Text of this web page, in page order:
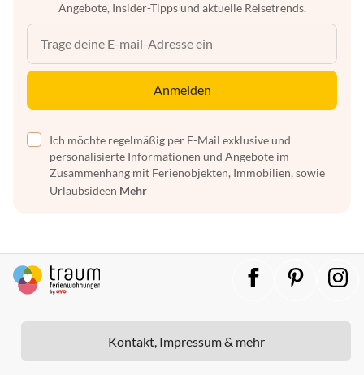
Angebote, Insider-Tipps und aktuelle Reisetrends.
Anmelden
Ich möchte regelmäßig per E-Mail exklusive und
personalisierte Informationen und Angebote im
Zusammenhang mit Ferienobjekten, Immobilien, sowie
Urlaubsideen Mehr
Kontakt, Impressum & mehr